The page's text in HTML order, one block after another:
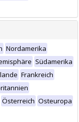
Nordamerika
Südamerika
Frankreich
Österreich Osteuropa